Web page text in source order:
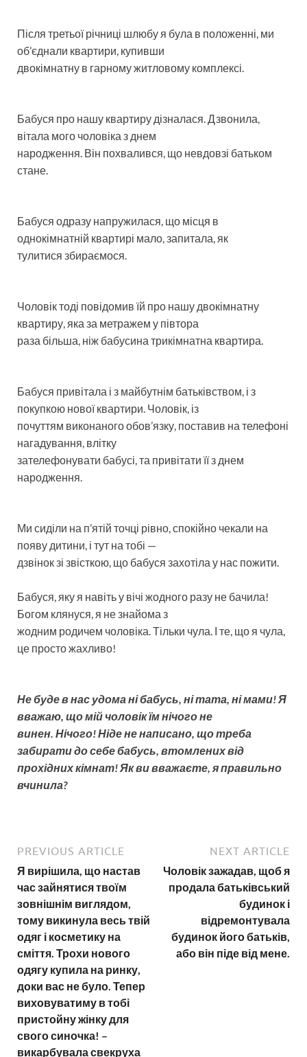
Після третьої річниці шлюбу я була в положенні, ми
об’єднали квартири, купивши
двокімнатну в гарному житловому комплексі.
Бабуся про нашу квартиру дізналася. Дзвонила,
вітала мого чоловіка з днем
народження. Він похвалився, що невдовзі батьком
стане.
Бабуся одразу напружилася, що місця в
однокімнатній квартирі мало, запитала, як
тулитися збираємося.
Чоловік тоді повідомив їй про нашу двокімнатну
квартиру, яка за метражем у півтора
раза більша, ніж бабусина трикімнатна квартира.
Бабуся привітала і з майбутнім батьківством, і з
покупкою нової квартири. Чоловік, із
почуттям виконаного обов’язку, поставив на телефоні
нагадування, влітку
зателефонувати бабусі, та привітати її з днем
народження.
Ми сиділи на п’ятій точці рівно, спокійно чекали на
появу дитини, і тут на тобі —
дзвінок зі звісткою, що бабуся захотіла у нас пожити.
Бабуся, яку я навіть у вічі жодного разу не бачила!
Богом клянуся, я не знайома з
жодним родичем чоловіка. Тільки чула. І те, що я чула,
це просто жахливо!
Не буде в нас удома ні бабусь, ні тата, ні мами! Я
вважаю, що мій чоловік їм нічого не
винен. Нічого! Ніде не написано, що треба
забирати до себе бабусь, втомлених від
прохідних кімнат! Як ви вважаєте, я правильно
вчинила?
PREVIOUS ARTICLE
Я вирішила, що настав
час зайнятися твоїм
зовнішнім виглядом,
тому викинула весь твій
одяг і косметику на
сміття. Трохи нового
одягу купила на ринку,
доки вас не було. Тепер
виховуватиму в тобі
пристойну жінку для
свого синочка! –
викарбувала свекруха
NEXT ARTICLE
Чоловік зажадав, щоб я
продала батьківський
будинок і
відремонтувала
будинок його батьків,
або він піде від мене.